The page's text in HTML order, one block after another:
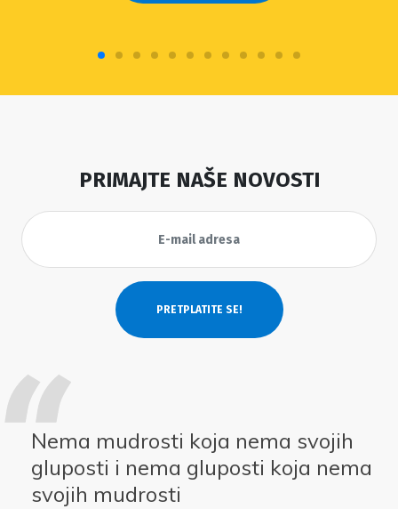
PRIMAJTE NAŠE NOVOSTI
Nema mudrosti koja nema svojih
gluposti i nema gluposti koja nema
svojih mudrosti